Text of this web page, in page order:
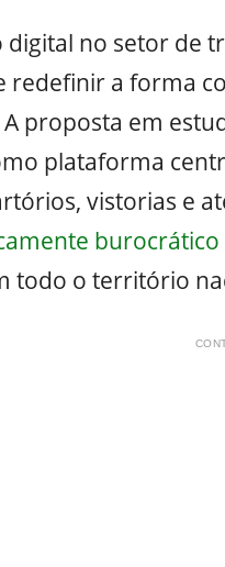
no setor de
redefinir a forma
proposta em
plataforma
vistorias e
burocrático
todo o território